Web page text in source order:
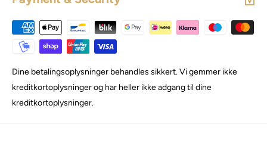
Dine betalingsoplysninger behandles sikkert. Vi gemmer ikke
kreditkortoplysninger og har heller ikke adgang til dine
kreditkortoplysninger.